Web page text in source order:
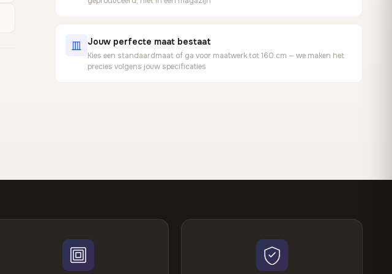
Jouw perfecte maat bestaat
Kies een standaardmaat of ga voor maatwerk tot 160 cm — we maken het
precies volgens jouw specificaties